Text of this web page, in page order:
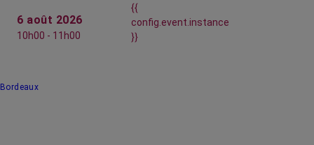
6 août 2026
10h00 - 11h00
{{
config.event.instance
}}
Bordeaux